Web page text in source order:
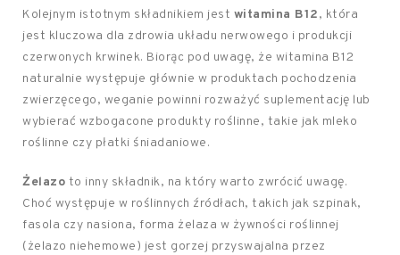
Kolejnym istotnym składnikiem jest witamina B12, która
jest kluczowa dla zdrowia układu nerwowego i produkcji
czerwonych krwinek. Biorąc pod uwagę, że witamina B12
naturalnie występuje głównie w produktach pochodzenia
zwierzęcego, weganie powinni rozważyć suplementację lub
wybierać wzbogacone produkty roślinne, takie jak mleko
roślinne czy płatki śniadaniowe.
Żelazo to inny składnik, na który warto zwrócić uwagę.
Choć występuje w roślinnych źródłach, takich jak szpinak,
fasola czy nasiona, forma żelaza w żywności roślinnej
(żelazo niehemowe) jest gorzej przyswajalna przez